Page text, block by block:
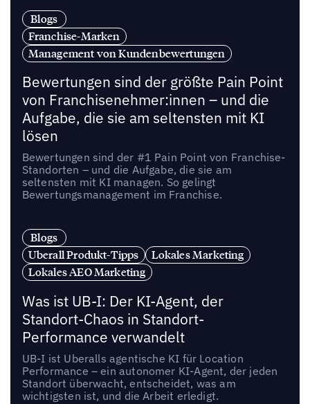
Blogs
Franchise-Marken
Management von Kundenbewertungen
Bewertungen sind der größte Pain Point
von Franchisenehmer:innen – und die
Aufgabe, die sie am seltensten mit KI
lösen
Bewertungen sind der #1 Pain Point von Franchise-
Standorten – und die Aufgabe, die sie am
seltensten mit KI managen. So gelingt
Bewertungsmanagement im Franchise.
Blogs
Uberall Produkt-Tipps
Lokales Marketing
Lokales AEO Marketing
Was ist UB-I: Der KI-Agent, der
Standort-Chaos in Standort-
Performance verwandelt
UB-I ist Uberalls agentische KI für Location
Performance – ein autonomer KI-Agent, der jeden
Standort überwacht, entscheidet, was am
wichtigsten ist, und die Arbeit erledigt.